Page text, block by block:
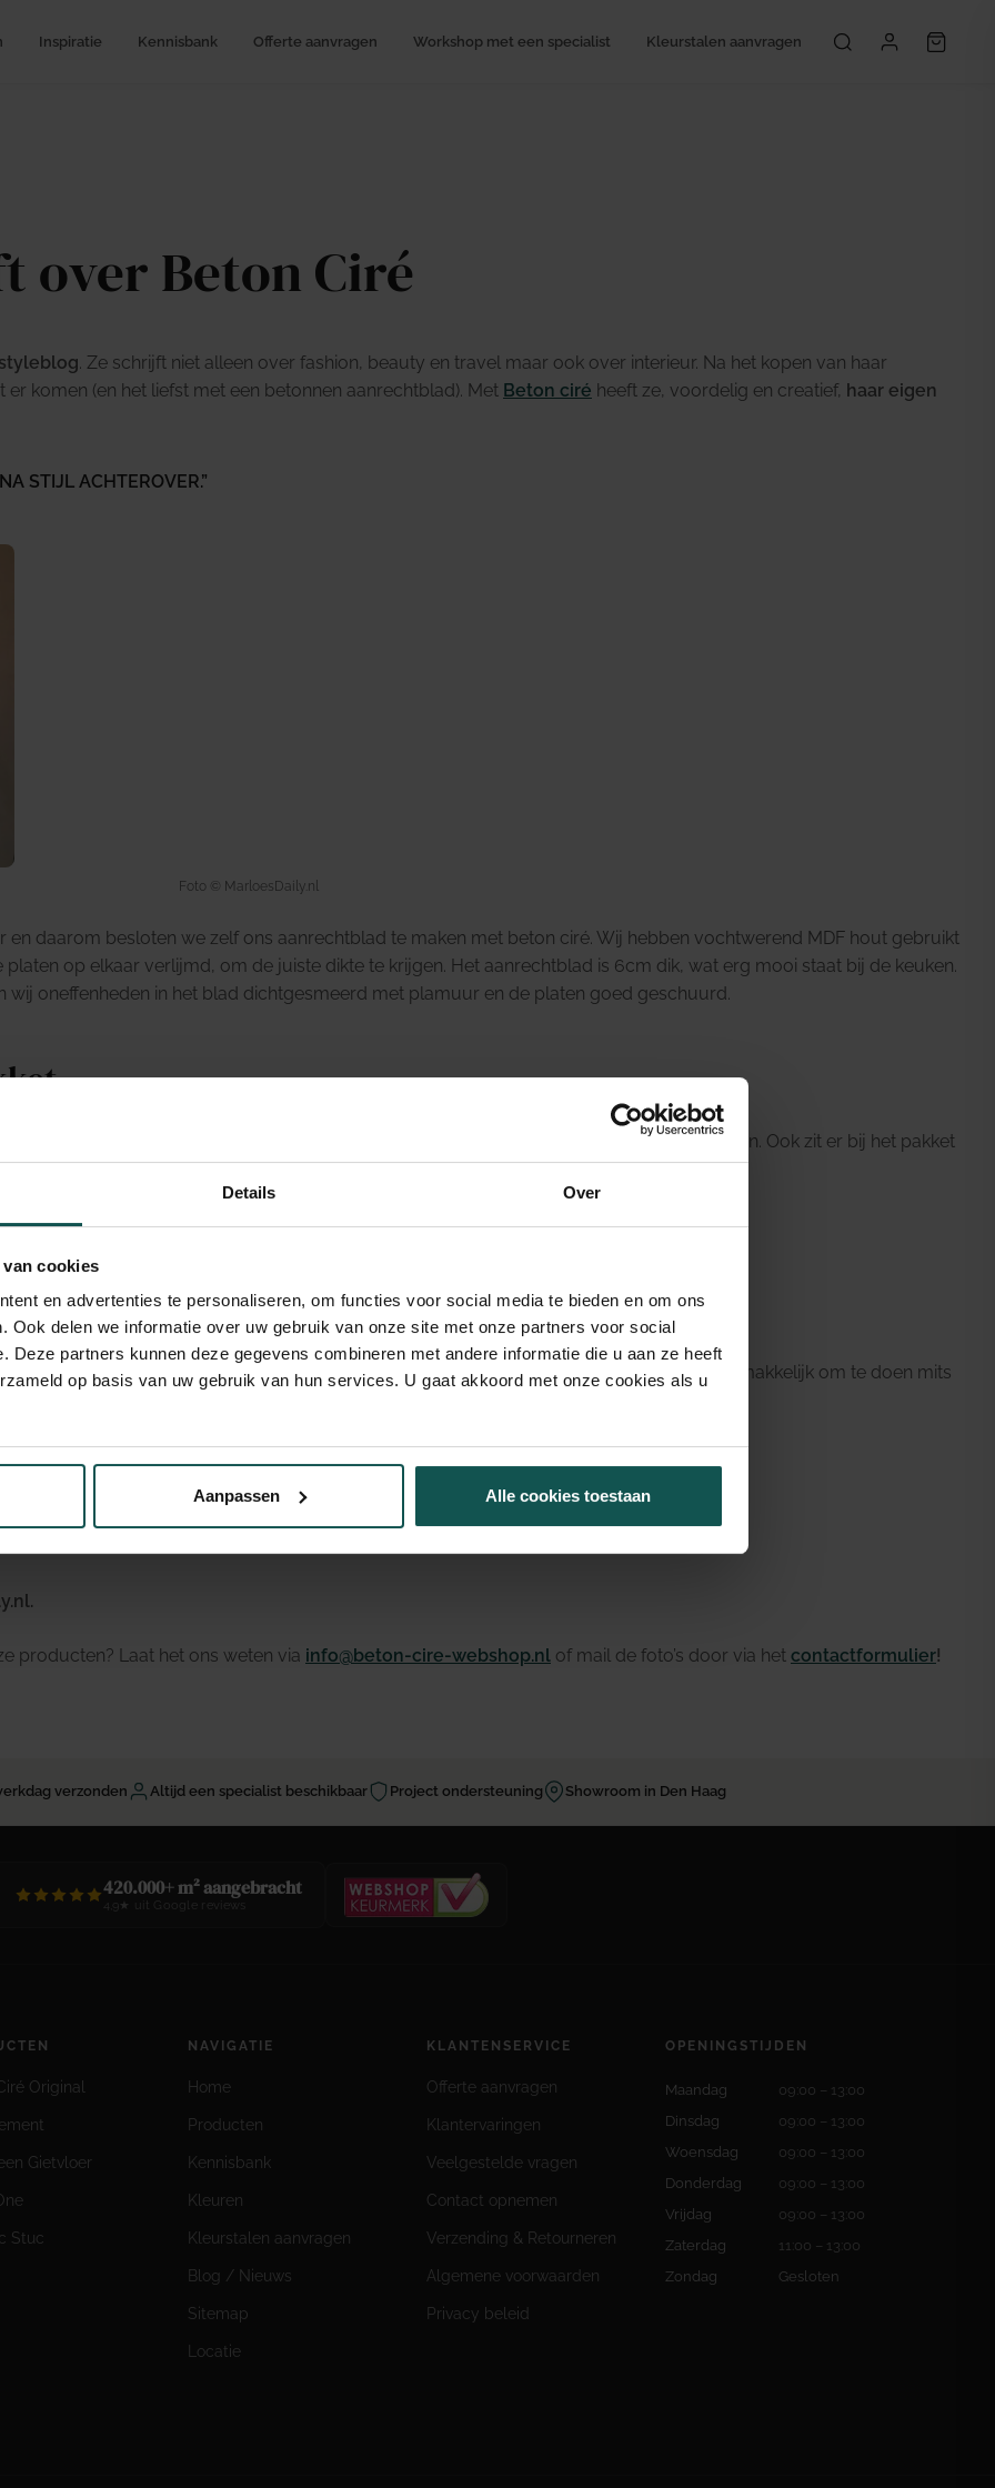
Details Over
cookies
en advertenties te personaliseren, om functies voor social media te bieden en om ons
Ook delen we informatie over uw gebruik van onze site met onze partners voor social
Deze partners kunnen deze gegevens combineren met andere informatie die u aan ze heeft
op basis van uw gebruik van hun services. U gaat akkoord met onze cookies als u
Aanpassen Alle cookies toestaan
Inspiratie Kennisbank Offerte aanvragen Workshop met een specialist Kleurstalen aanvragen
Mijn account
over Beton Ciré
. Ze schrijft niet alleen over fashion, beauty en travel maar ook over interieur. Na het kopen van haar
er komen (en het liefst met een betonnen aanrechtblad). Met Beton ciré heeft ze, voordelig en creatief, haar eigen
STIJL ACHTEROVER.”
Foto © MarloesDaily.nl
daarom besloten we zelf ons aanrechtblad te maken met beton ciré. Wij hebben vochtwerend MDF hout gebruikt
op elkaar verlijmd, om de juiste dikte te krijgen. Het aanrechtblad is 6cm dik, wat erg mooi staat bij de keuken.
wij oneffenheden in het blad dichtgesmeerd met plamuur en de platen goed geschuurd.
zit o.a. een primer, beton ciré, colorfresh, resin en een Pu topcoat met 2 komponenten. Ook zit er bij het pakket
gaat bepalen. Zelf zijn ze gegaan voor kleur 1003, een lichtgrijze kleur.
hebben we wat wilde vegen in het blad aangebracht met de spaan.”
leuk DIY project om samen te doen. Het aanbrengen van beton ciré is eigenlijk heel erg makkelijk om te doen mits
ons ongeveer €700,- gekost i.p.v. €5000-€6000.
producten? Laat het ons weten via info@beton-cire-webshop.nl of mail de foto’s door via het contactformulier!
verzonden Altijd een specialist beschikbaar Project ondersteuning Showroom in Den Haag
420.000+ m² aangebracht
4,9★ uit Google reviews
Original
Gietvloer
Stuc
NAVIGATIE
Home
Producten
Kennisbank
Kleuren
Kleurstalen aanvragen
Blog / Nieuws
Sitemap
Locatie
KLANTENSERVICE
Offerte aanvragen
Klantervaringen
Veelgestelde vragen
Contact opnemen
Verzending & Retourneren
Algemene voorwaarden
Privacy beleid
OPENINGSTIJDEN
Maandag
09:00 – 13:00
Dinsdag
09:00 – 13:00
Woensdag
09:00 – 13:00
Donderdag
09:00 – 13:00
Vrijdag
09:00 – 13:00
Zaterdag
11:00 – 13:00
Zondag
Gesloten